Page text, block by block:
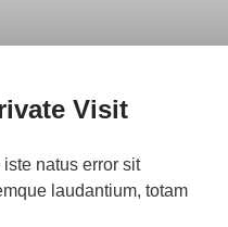
Visit
natus error sit
laudantium, totam